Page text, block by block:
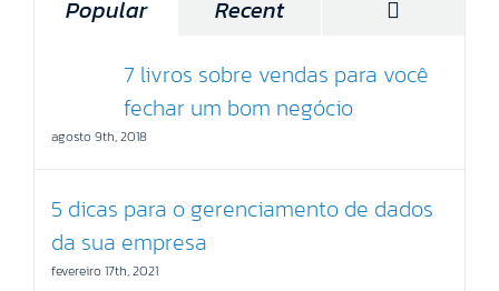
Popular Recent
7 livros sobre vendas para você
fechar um bom negócio
agosto 9th, 2018
5 dicas para o gerenciamento de dados
da sua empresa
fevereiro 17th, 2021